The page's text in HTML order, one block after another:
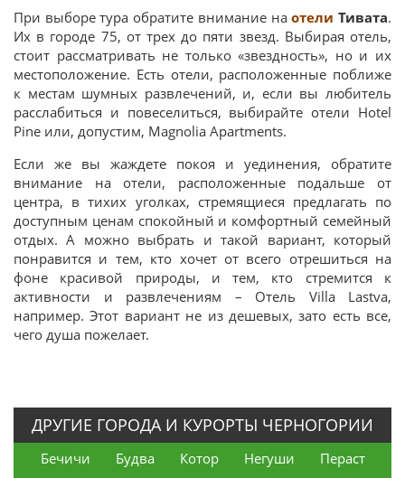
При выборе тура обратите внимание наотели Тивата.
Их в городе 75, от трех до пяти звезд. Выбирая отель,
стоит рассматривать не только «звездность», но и их
местоположение. Есть отели, расположенные поближе
к местам шумных развлечений, и, если вы любитель
расслабиться и повеселиться, выбирайте отели Hotel
Pine или, допустим, Magnolia Apartments.
Если же вы жаждете покоя и уединения, обратите
внимание на отели, расположенные подальше от
центра, в тихих уголках, стремящиеся предлагать по
доступным ценам спокойный и комфортный семейный
отдых. А можно выбрать и такой вариант, который
понравится и тем, кто хочет от всего отрешиться на
фоне красивой природы, и тем, кто стремится к
активности и развлечениям – Отель Villa Lastva,
например. Этот вариант не из дешевых, зато есть все,
чего душа пожелает.
ДРУГИЕ ГОРОДА И КУРОРТЫ ЧЕРНОГОРИИ
Бечичи Будва Котор Негуши
Пераст